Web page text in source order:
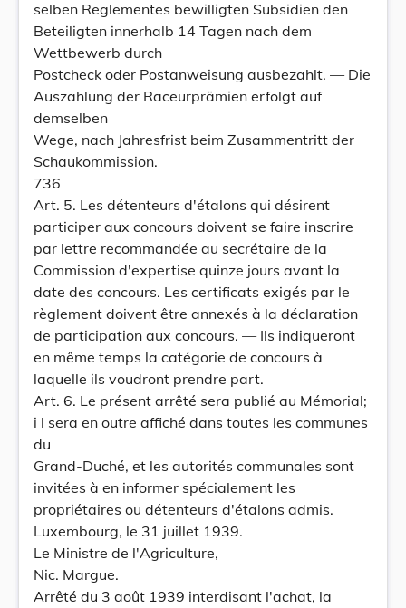
selben Reglementes bewilligten Subsidien den
Beteiligten innerhalb 14 Tagen nach dem
Wettbewerb durch
Postcheck oder Postanweisung ausbezahlt. — Die
Auszahlung der Raceurprämien erfolgt auf
demselben
Wege, nach Jahresfrist beim Zusammentritt der
Schaukommission.
736
Art. 5. Les détenteurs d'étalons qui désirent
participer aux concours doivent se faire inscrire
par lettre recommandée au secrétaire de la
Commission d'expertise quinze jours avant la
date des concours. Les certificats exigés par le
règlement doivent être annexés à la déclaration
de participation aux concours. — Ils indiqueront
en même temps la catégorie de concours à
laquelle ils voudront prendre part.
Art. 6. Le présent arrêté sera publié au Mémorial;
i l sera en outre affiché dans toutes les communes
du
Grand-Duché, et les autorités communales sont
invitées à en informer spécialement les
propriétaires ou détenteurs d'étalons admis.
Luxembourg, le 31 juillet 1939.
Le Ministre de l'Agriculture,
Nic. Margue.
Arrêté du 3 août 1939 interdisant l'achat, la